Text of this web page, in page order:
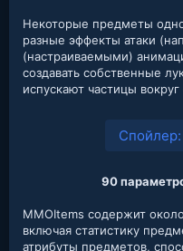
Некоторые предметы
разные эффекты атаки
(настраиваемыми)
создавать собственные
испускают частицы
Спойлер:
90
MMOItems содержит
включая статистику
атрибуты предметов,